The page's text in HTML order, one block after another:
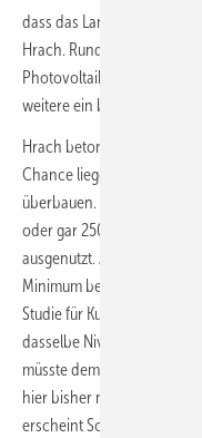
dass das Land sich auf 30
Hrach. Rund die Hälfte
Photovoltaik könnte etwa
weitere ein bis zwei GW.
Hrach betonte, aktuell sei
Chance liege aber darin,
überbauen. Das ist auch das
oder gar 250 % überbauter
ausgenutzt. Auf diese
Minimum begrenzt.
Studie für Kurzem an,
dasselbe Niveau ausbauen
müsste demnach Wind
hier bisher nicht
erscheint Schleswig-